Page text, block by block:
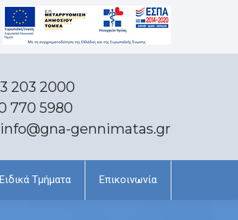
203 2000
770 5980
gennimatas.gr
Ειδικά Τμήματα Επικοινωνία